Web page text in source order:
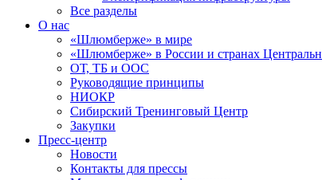
Все разделы
О нас
«Шлюмберже» в мире
«Шлюмберже» в России и странах
ОТ, ТБ и ООС
Руководящие принципы
НИОКР
Сибирский Тренинговый Центр
Закупки
Пресс-центр
Новости
Контакты для прессы